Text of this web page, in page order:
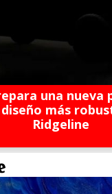
una nueva
más
Ridgeline